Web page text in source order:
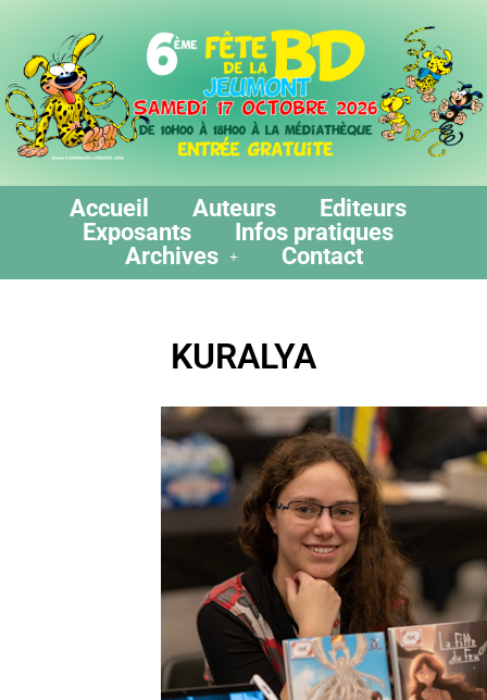
Accueil Auteurs
Editeurs
Exposants
Infos pratiques
Archives
Contact
KURALYA